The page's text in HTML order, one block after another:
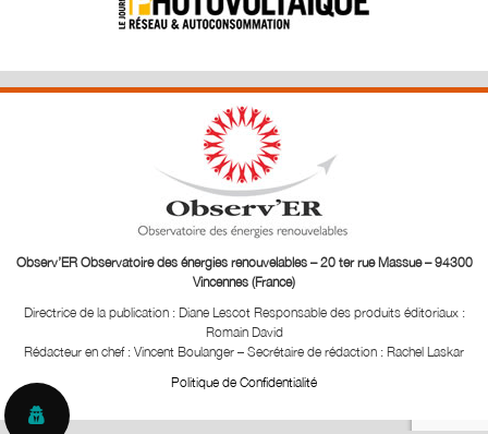
Observ’ER Observatoire des énergies renouvelables – 20 ter rue Massue – 94300
Vincennes (France)
Directrice de la publication : Diane Lescot Responsable des produits éditoriaux :
Romain David
Rédacteur en chef : Vincent Boulanger – Secrétaire de rédaction : Rachel Laskar
Politique de Confidentialité